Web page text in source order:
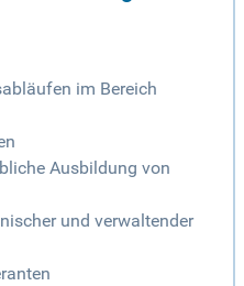
im Bereich
Ausbildung von
und verwaltender